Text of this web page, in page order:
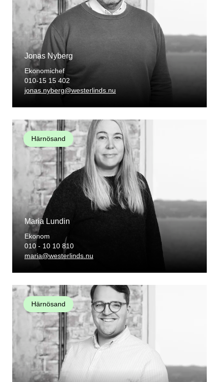
Jonas Nyberg
Ekonomichef
010-15 15 402
jonas.nyberg@westerlinds.nu
Härnösand
Maria Lundin
Ekonom
010 - 10 10 810
maria@westerlinds.nu
Härnösand